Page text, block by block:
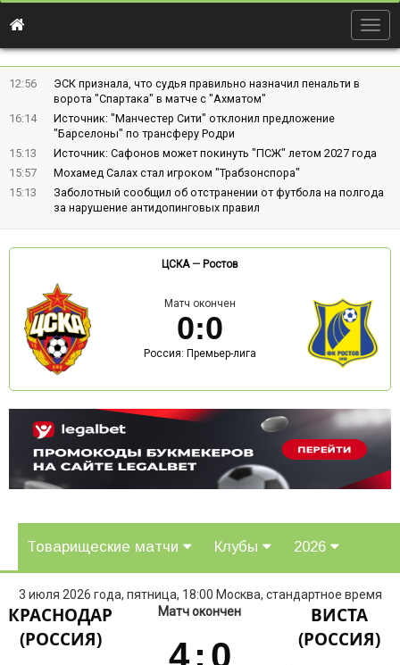
12:56
ЭСК признала, что судья правильно назначил пенальти в
ворота "Спартака" в матче с "Ахматом"
16:14
Источник: "Манчестер Сити" отклонил предложение
"Барселоны" по трансферу Родри
15:13
Источник: Сафонов может покинуть "ПСЖ" летом 2027 года
15:57
Мохамед Салах стал игроком "Трабзонспора"
15:13
Заболотный сообщил об отстранении от футбола на полгода
за нарушение антидопинговых правил
ЦСКА— Ростов
Матч окончен
0:0
Россия: Премьер-лига
Товарищеские матчи Клубы 2026
3 июля 2026 года, пятница, 18:00 Москва, стандартное время
КРАСНОДАР
(РОССИЯ)
Матч окончен
4: 0
ВИСТА
(РОССИЯ)